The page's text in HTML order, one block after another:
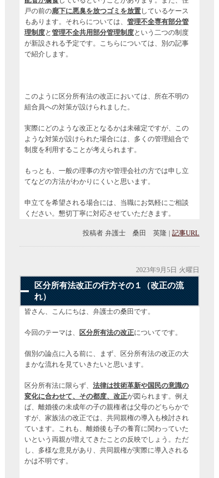
戸の前の廊下に悪臭を放つゴミを放置 しているケース
もあります。それらについては、 管理不全専有部分管
理制度と 管理不全共用部分管理制度という二つの制度
が新設される予定です。こちらについては、別の記事
で紹介します。
このように区分所有法の改正においては、所在不明の
組合員への対策が設けられました。
実際にどのような改正となるかは未確定ですが、この
ような対策が設けられた場合には、多くの管理組合で
制度を利用することが考えられます。
もっとも、一般の理事の方や管理会社の方では申し立
てなどの方法がわかりにくいと思います。
申立てを希望される場合には、当職にお気軽にご相談
ください。懇切丁寧に対応させていただきます。
投稿者 弁護士 桑田 英隆 記事URL
2023年9月5日 火曜日
区分所有法改正の行方その１（改正の流
れ）
皆さん、こんにちは、弁護士の桑田です。
今回のテーマは、 区分所有法の改正についてです。
個別の論点に入る前に、まず、区分所有法の改正の大
まかな流れを見ていきたいと思います。
区分所有法に限らず、 法律は技術革新や国民の意識の
変化に合わせて、その都度、改正が図られます。例え
ば、離婚後の未成年の子の親権者は父母のどちらかで
すが、家族法の改正では、共同親権の導入も検討され
ています。これも、離婚後も子の養育に関わっていた
いという両親が増えてきたことの反映でしょう。ただ
し、多様な意見があり、共同親権が実際に導入される
かは不明です。